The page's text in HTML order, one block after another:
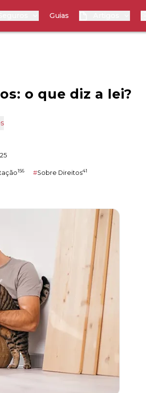
Guias
o que diz a lei?
156 #Sobre Direitos41